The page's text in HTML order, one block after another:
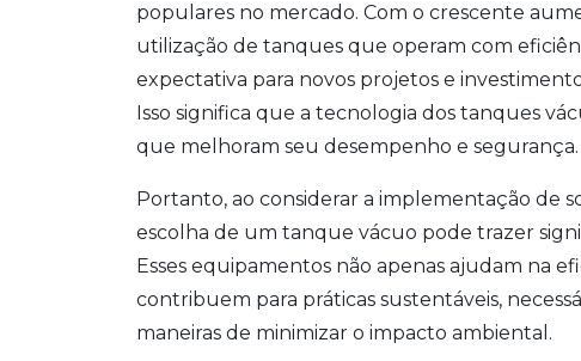
populares no mercado. Com o crescente
utilização de tanques que operam com
expectativa para novos projetos e
Isso significa que a tecnologia dos tanques
que melhoram seu desempenho e segurança.
Portanto, ao considerar a implementação de
escolha de um tanque vácuo pode trazer
Esses equipamentos não apenas ajudam na
contribuem para práticas sustentáveis,
maneiras de minimizar o impacto ambiental.